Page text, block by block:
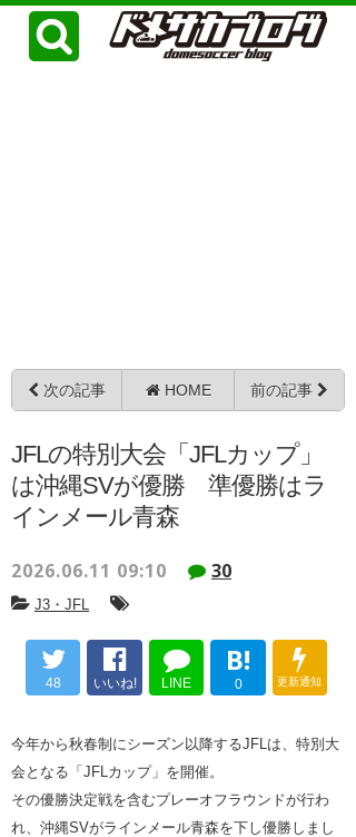
次の記事 HOME 前の記事
JFLの特別大会「JFLカップ」
は沖縄SVが優勝 準優勝はラ
インメール青森
2026.06.11 09:10 30
J3・JFL
48 いいね! LINE
B!
0 更新通知
今年から秋春制にシーズン以降するJFLは、特別大
会となる「JFLカップ」を開催。
その優勝決定戦を含むプレーオフラウンドが行わ
れ、沖縄SVがラインメール青森を下し優勝しまし